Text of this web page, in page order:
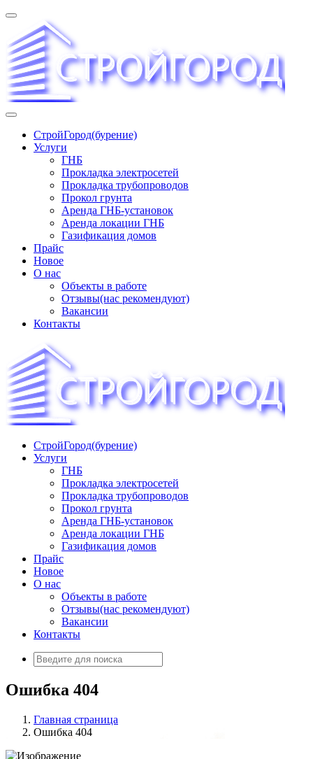
Перейти
содержимому
трудопроводов ∿ Газификация жилого сектора ✆
+74951573444
СтройГород(бурение)
Услуги
ГНБ
Прокладка электросетей
Прокладка трубопроводов
Прокол грунта
Аренда ГНБ-установок
Аренда локации ГНБ
Газификация домов
Прайс
Новое
О нас
Объекты в работе
Отзывы(нас рекомендуют)
Вакансии
Контакты
«СТРОЙГОРОД» ∿ Бурение ∿ ГНБ ∿ Прокладка
трудопроводов ∿ Газификация жилого сектора ✆
+74951573444
СтройГород(бурение)
Услуги
ГНБ
Прокладка электросетей
Прокладка трубопроводов
Прокол грунта
Аренда ГНБ-установок
Аренда локации ГНБ
Газификация домов
Прайс
Новое
О нас
Объекты в работе
Отзывы(нас рекомендуют)
Вакансии
Контакты
Искать:
Ошибка 404
Главная страница
Ошибка 404